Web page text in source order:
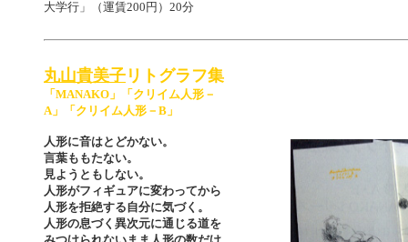
大学行」（運賃200円）20分
丸山貴美子 リトグラフ集
「MANAKO」「クリイム人形－
A」「クリイム人形－B」
人形に音はとどかない。
言葉ももたない。
見ようともしない。
人形がフィギュアに変わってから
人形を拒絶する自分に気づく。
人形の息づく異次元に通じる道を